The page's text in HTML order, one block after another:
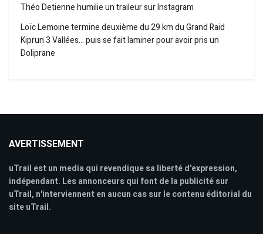
Théo Detienne humilie un traileur sur Instagram
Loïc Lemoine termine deuxième du 29 km du Grand Raid
Kiprun 3 Vallées… puis se fait laminer pour avoir pris un
Doliprane
AVERTISSEMENT
uTrail est un media qui revendique sa liberté d'expression,
indépendant. Les annonceurs qui font de la publicité sur
uTrail, n'interviennent en aucun cas sur le contenu éditorial du
site uTrail.